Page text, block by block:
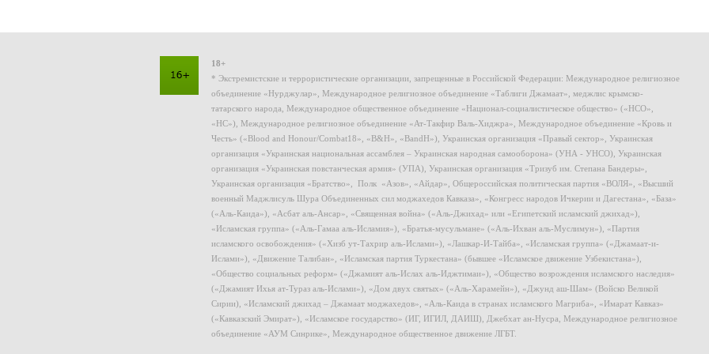
18+
* Экстремистские и террористические организации, запрещенные в Российской Федерации: Международное религиозное
объединение «Нурджулар», Международное религиозное объединение «Таблиги Джамаат», меджлис крымско-
татарского народа, Международное общественное объединение «Национал-социалистическое общество» («НСО»,
«НС»), Международное религиозное объединение «Ат-Такфир Валь-Хиджра», Международное объединение «Кровь и
Честь» («Blood and Honour/Combat18», «B&H», «BandH»), Украинская организация «Правый сектор», Украинская
организация «Украинская национальная ассамблея – Украинская народная самооборона» (УНА - УНСО), Украинская
организация «Украинская повстанческая армия» (УПА), Украинская организация «Тризуб им. Степана Бандеры»,
Украинская организация «Братство», Полк «Азов», «Айдар», Общероссийская политическая партия «ВОЛЯ», «Высший
военный Маджлисуль Шура Объединенных сил моджахедов Кавказа», «Конгресс народов Ичкерии и Дагестана», «База»
(«Аль-Каида»), «Асбат аль-Ансар», «Священная война» («Аль-Джихад» или «Египетский исламский джихад»),
«Исламская группа» («Аль-Гамаа аль-Исламия»), «Братья-мусульмане» («Аль-Ихван аль-Муслимун»), «Партия
исламского освобождения» («Хизб ут-Тахрир аль-Ислами»), «Лашкар-И-Тайба», «Исламская группа» («Джамаат-и-
Ислами»), «Движение Талибан», «Исламская партия Туркестана» (бывшее «Исламское движение Узбекистана»),
«Общество социальных реформ» («Джамият аль-Ислах аль-Иджтимаи»), «Общество возрождения исламского наследия»
(«Джамият Ихья ат-Тураз аль-Ислами»), «Дом двух святых» («Аль-Харамейн»), «Джунд аш-Шам» (Войско Великой
Сирии), «Исламский джихад – Джамаат моджахедов», «Аль-Каида в странах исламского Магриба», «Имарат Кавказ»
(«Кавказский Эмират»), «Исламское государство» (ИГ, ИГИЛ, ДАИШ), Джебхат ан-Нусра, Международное религиозное
объединение «АУМ Синрике», Международное общественное движение ЛГБТ.